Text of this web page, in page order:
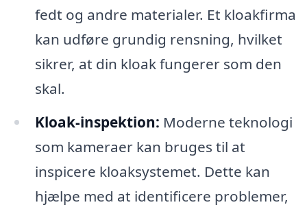
fedt og andre materialer. Et kloakfirma
kan udføre grundig rensning, hvilket
sikrer, at din kloak fungerer som den
skal.
Kloak-inspektion: Moderne teknologi
som kameraer kan bruges til at
inspicere kloaksystemet. Dette kan
hjælpe med at identificere problemer,